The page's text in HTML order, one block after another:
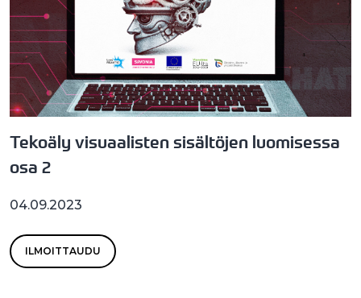
Tekoäly visuaalisten sisältöjen luomisessa
osa 2
04.09.2023
ILMOITTAUDU